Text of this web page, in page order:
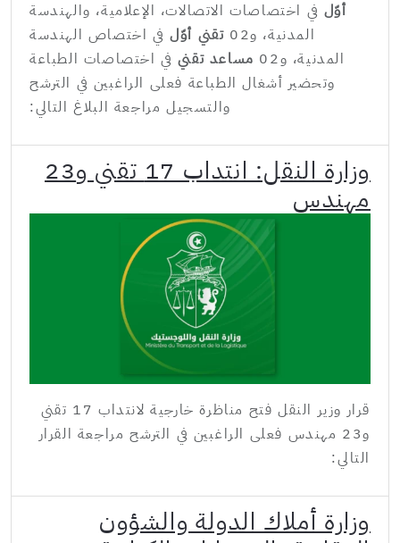
أوّل في اختصاصات الاتصالات، الإعلامية، والهندسة
المدنية، و02
تقني أوّلفي اختصاص الهندسة
المدنية، و02
مساعد تقنيفي اختصاصات الطباعة
وتحضير أشغال الطباعة فعلى الراغبين في الترشح
والتسجيل مراجعة البلاغ التالي:
وزارة النقل: انتداب 17 تقني و23
مهندس
قرار وزير النقل فتح مناظرة خارجية لانتداب 17 تقني
و23 مهندس فعلى الراغبين في الترشح مراجعة القرار
التالي:
وزارة أملاك الدولة والشؤون